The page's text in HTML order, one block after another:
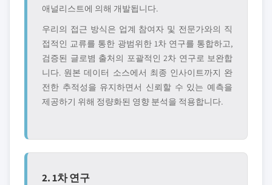
애널리스트에 의해 개발됩니다.
우리의 접근 방식은 업계 참여자 및 전문가와의 직
접적인 교류를 통한 광범위한 1차 연구를 통합하고,
검증된 글로볌 출처의 포괄적인 2차 연구로 보완합
니다. 원본 데이터 소스에서 최종 인사이트까지 완
전한 추적성을 유지하면서 신뢰할 수 있는 예측을
제공하기 위해 정량화된 영향 분석을 적용합니다.
2. 1차 연구